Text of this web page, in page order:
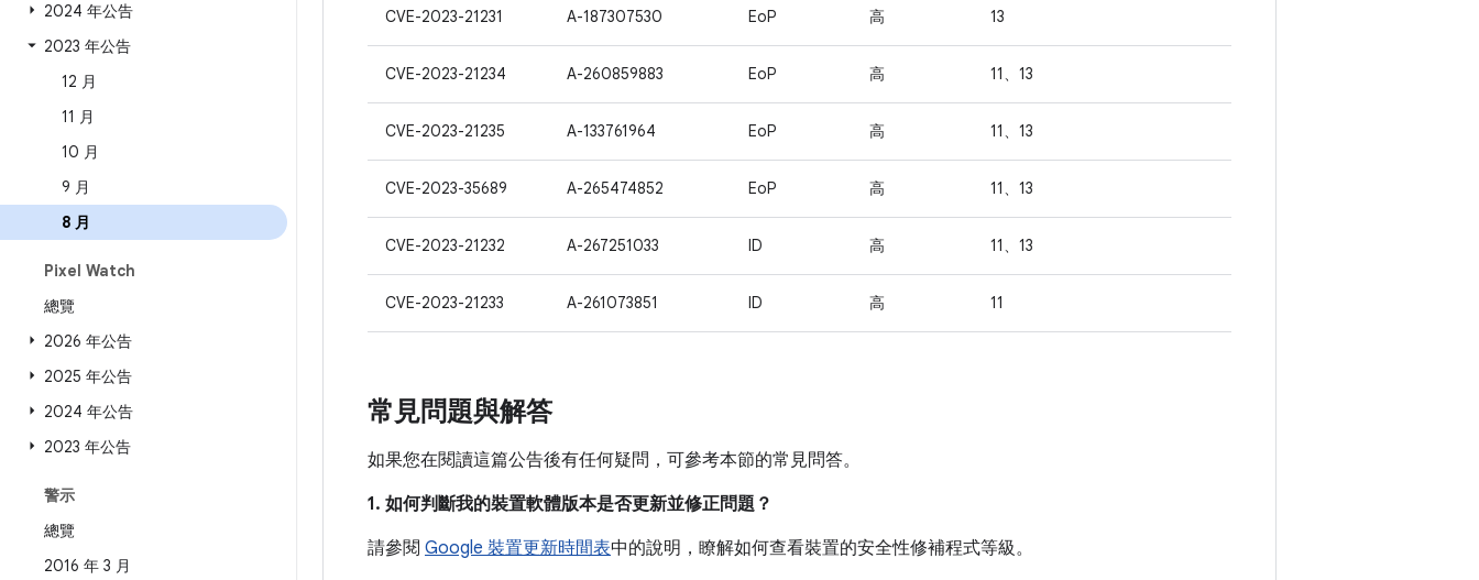
2024 年公告
2023 年公告
12 月
11 月
10 月
9 月
8 月
Pixel Watch
總覽
2026 年公告
2025 年公告
2024 年公告
2023 年公告
警示
總覽
2016 年 3 月
CVE-2023-21231 A-187307530 EoP 高 13
CVE-2023-21234 A-260859883 EoP 高 11、13
CVE-2023-21235 A-133761964 EoP 高 11、13
CVE-2023-35689 A-265474852 EoP 高 11、13
CVE-2023-21232 A-267251033 ID 高 11、13
CVE-2023-21233 A-261073851 ID 高 11
常見問題與解答
如果您在閱讀這篇公告後有任何疑問，可參考本節的常見問答。
1. 如何判斷我的裝置軟體版本是否更新並修正問題？
請參閱 Google 裝置更新時間表中的說明，瞭解如何查看裝置的安全性修補程式等級。